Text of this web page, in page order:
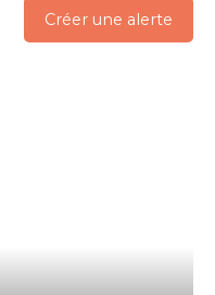
Créer une alerte